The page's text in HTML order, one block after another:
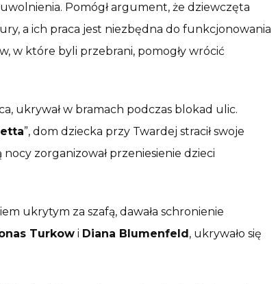
Pomógł argument, że dziewczęta
a ich praca jest niezbędna do funkcjonowania
w które byli przebrani, pomogły wrócić
ukrywał w bramach podczas blokad ulic.
”, dom dziecka przy Twardej stracił swoje
zorganizował przeniesienie dzieci
ukrytym za szafą, dawała schronienie
Turkow i Diana Blumenfeld, ukrywało się